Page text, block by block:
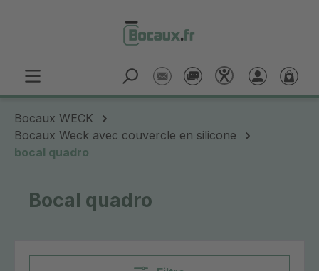
Bocaux WECK
Bocaux Weck avec couvercle en silicone
bocal quadro
Bocal quadro